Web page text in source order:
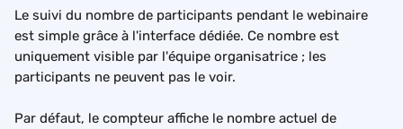
Le suivi du nombre de participants pendant le webinaire
est simple grâce à l'interface dédiée. Ce nombre est
uniquement visible par l'équipe organisatrice ; les
participants ne peuvent pas le voir.
Par défaut, le compteur affiche le nombre actuel de